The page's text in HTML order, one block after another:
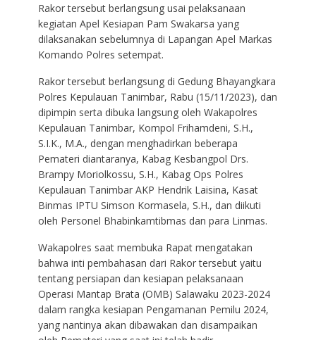
Rakor tersebut berlangsung usai pelaksanaan
kegiatan Apel Kesiapan Pam Swakarsa yang
dilaksanakan sebelumnya di Lapangan Apel Markas
Komando Polres setempat.
Rakor tersebut berlangsung di Gedung Bhayangkara
Polres Kepulauan Tanimbar, Rabu (15/11/2023), dan
dipimpin serta dibuka langsung oleh Wakapolres
Kepulauan Tanimbar, Kompol Frihamdeni, S.H.,
S.I.K., M.A., dengan menghadirkan beberapa
Pemateri diantaranya, Kabag Kesbangpol Drs.
Brampy Moriolkossu, S.H., Kabag Ops Polres
Kepulauan Tanimbar AKP Hendrik Laisina, Kasat
Binmas IPTU Simson Kormasela, S.H., dan diikuti
oleh Personel Bhabinkamtibmas dan para Linmas.
Wakapolres saat membuka Rapat mengatakan
bahwa inti pembahasan dari Rakor tersebut yaitu
tentang persiapan dan kesiapan pelaksanaan
Operasi Mantap Brata (OMB) Salawaku 2023-2024
dalam rangka kesiapan Pengamanan Pemilu 2024,
yang nantinya akan dibawakan dan disampaikan